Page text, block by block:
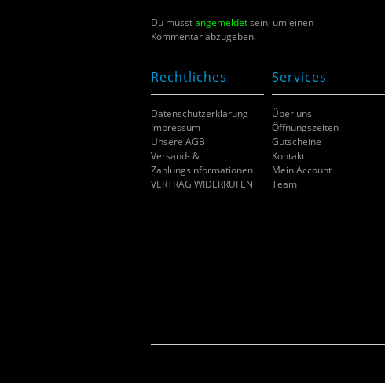
Du musstangemeldetsein, um einen
Kommentar abzugeben.
Rechtliches
Datenschutzerklärung
Impressum
Unsere AGB
Versand- &
Zahlungsinformationen
VERTRAG WIDERRUFEN
Services
Über uns
Öffnungszeiten
Gutscheine
Kontakt
Mein Account
Team